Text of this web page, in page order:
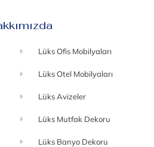
Lüks Ofis Mobilyaları
Lüks Otel Mobilyaları
Lüks Avizeler
Lüks Mutfak Dekoru
Lüks Banyo Dekoru